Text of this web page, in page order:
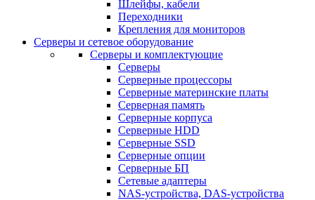
Шлейфы, кабели
Переходники
Крепления для мониторов
Серверы и сетевое оборудование
Серверы и комплектующие
Серверы
Серверные процессоры
Серверные материнские платы
Серверная память
Серверные корпуса
Серверные HDD
Серверные SSD
Серверные опции
Серверные БП
Сетевые адаптеры
NAS-устройства, DAS-устройства